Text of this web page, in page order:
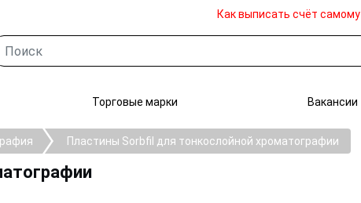
Как выписать счёт самому
Торговые марки Вакансии
Пластины Sorbfil для тонкослойной хроматографии